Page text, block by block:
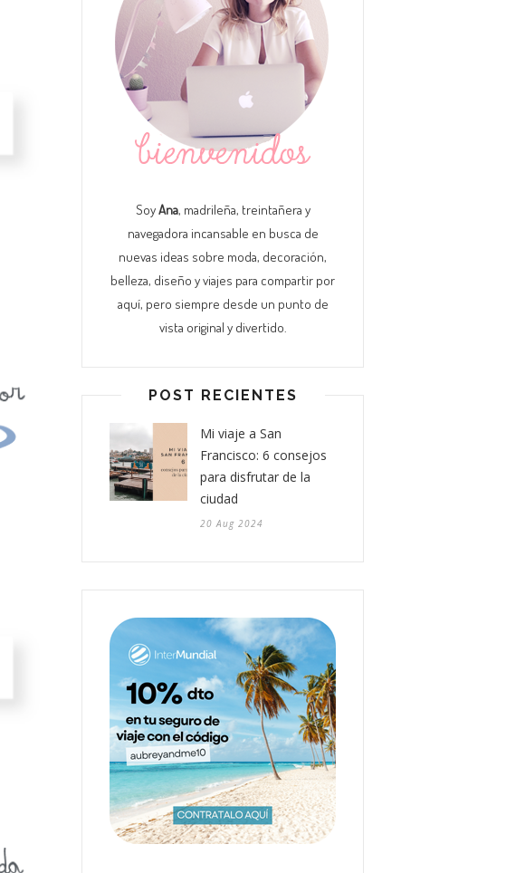
SoyAna, madrileña, treintañera y
navegadora incansable en busca de
nuevas ideas sobre moda, decoración,
belleza, diseño y viajes para compartir por
aquí, pero siempre desde un punto de
vista original y divertido.
POST RECIENTES
Mi viaje a San
Francisco: 6 consejos
para disfrutar de la
ciudad
20 Aug 2024